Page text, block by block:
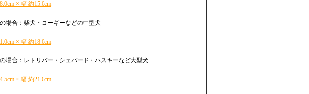
× 幅 約15.0cm
場合：柴犬・コーギーなどの中型犬
× 幅 約18.0cm
場合：レトリバー・シェパード・ハスキーなど大型犬
× 幅 約21.0cm